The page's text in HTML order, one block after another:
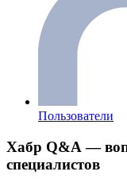
Пользователи
Хабр Q&A —
специалистов